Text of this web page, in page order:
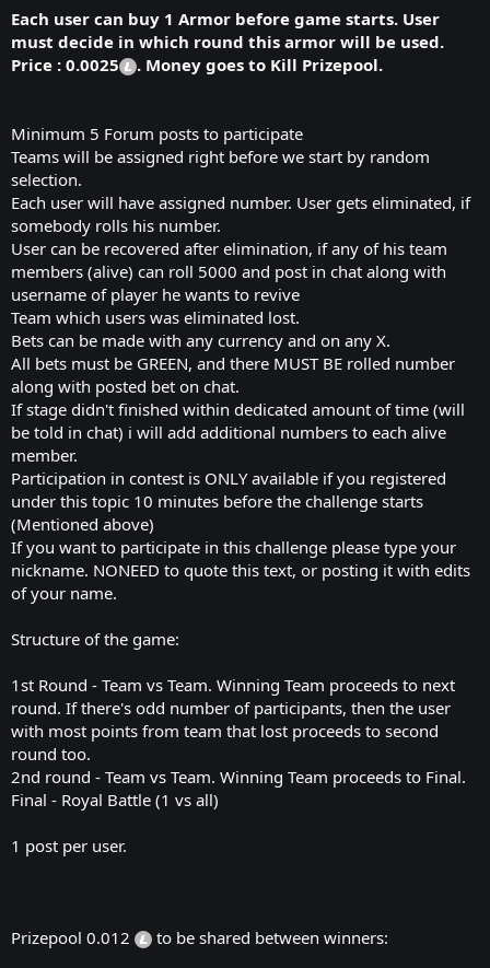
Each user can buy 1 Armor before game starts. User
must decide in which round this armor will be used.
Price : 0.0025
. Money goes to Kill Prizepool.
Minimum 5 Forum posts to participate
Teams will be assigned right before we start by random
selection.
Each user will have assigned number. User gets eliminated, if
somebody rolls his number.
User can be recovered after elimination, if any of his team
members (alive) can roll 5000 and post in chat along with
username of player he wants to revive
Team which users was eliminated lost.
Bets can be made with any currency and on any X.
All bets must be GREEN, and there MUST BE rolled number
along with posted bet on chat.
If stage didn't finished within dedicated amount of time (will
be told in chat) i will add additional numbers to each alive
member.
Participation in contest is ONLY available if you registered
under this topic 10 minutes before the challenge starts
(Mentioned above)
If you want to participate in this challenge please type your
nickname. NONEED to quote this text, or posting it with edits
of your name.
Structure of the game:
1st Round - Team vs Team. Winning Team proceeds to next
round. If there's odd number of participants, then the user
with most points from team that lost proceeds to second
round too.
2nd round - Team vs Team. Winning Team proceeds to Final.
Final - Royal Battle (1 vs all)
1 post per user.
Prizepool 0.012 to be shared between winners: